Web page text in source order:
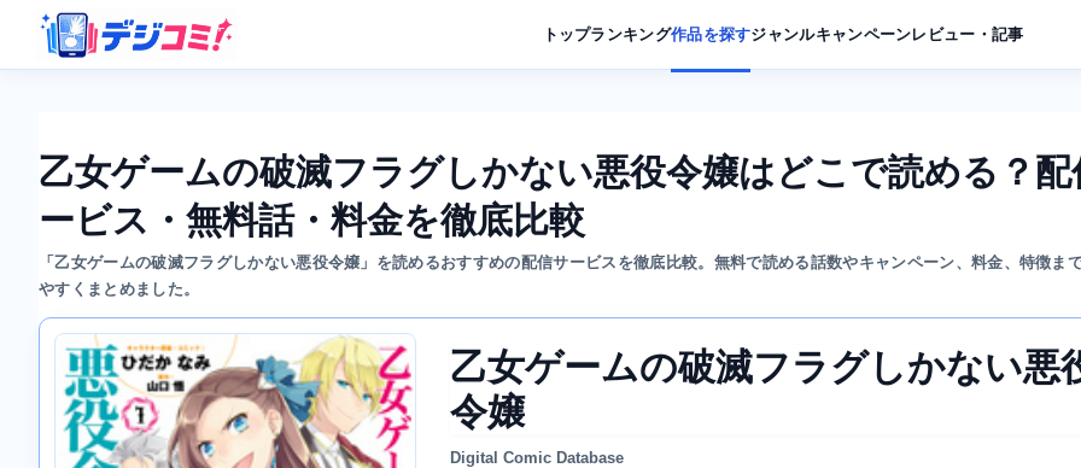
トップランキング作品を探すジャンルキャンペーンレビュー・記事
乙女ゲームの破滅フラグしかない悪役令嬢はどこで読める？配
ービス・無料話・料金を徹底比較
「乙女ゲームの破滅フラグしかない悪役令嬢」を読めるおすすめの配信サービスを徹底比較。無料で読める話数やキャンペーン、料金、特徴ま
やすくまとめました。
乙女ゲームの破滅フラグしかない悪
令嬢
Digital Comic Database